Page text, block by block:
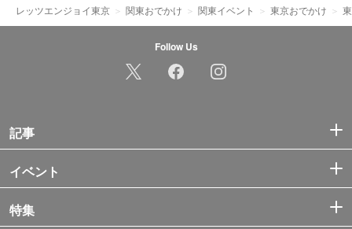
レッツエンジョイ東京 関東おでかけ 関東イベント 東京おでかけ
Follow Us
記事
イベント
特集